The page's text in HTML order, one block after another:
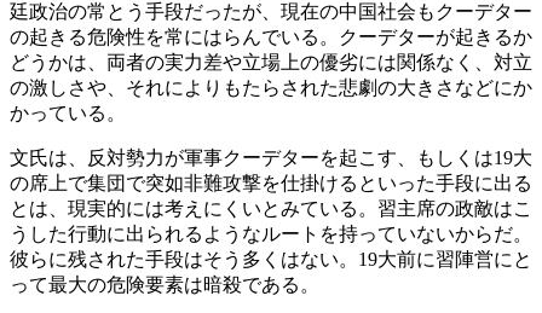
廷政治の常とう手段だったが、現在の中国社会もクーデター
の起きる危険性を常にはらんでいる。クーデターが起きるか
どうかは、両者の実力差や立場上の優劣には関係なく、対立
の激しさや、それによりもたらされた悲劇の大きさなどにか
かっている。
文氏は、反対勢力が軍事クーデターを起こす、もしくは19大
の席上で集団で突如非難攻撃を仕掛けるといった手段に出る
とは、現実的には考えにくいとみている。習主席の政敵はこ
うした行動に出られるようなルートを持っていないからだ。
彼らに残された手段はそう多くはない。19大前に習陣営にと
って最大の危険要素は暗殺である。